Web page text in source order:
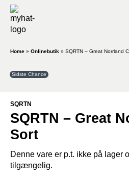
Home » Onlinebutik » SQRTN – Great Norrland
Sidste Chance
SQRTN
SQRTN – Great
Sort
Denne vare er p.t. ikke på lager
tilgængelig.